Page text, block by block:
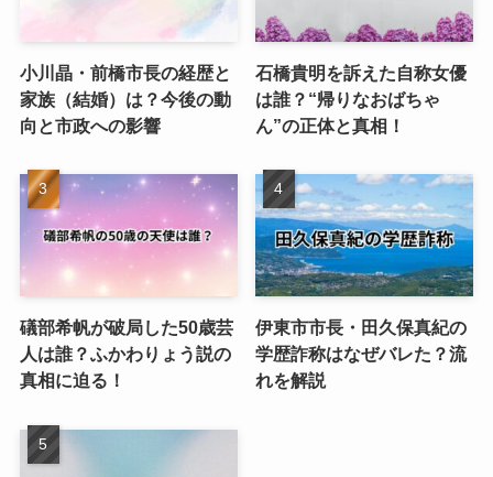
小川晶・前橋市長の経歴と
家族（結婚）は？今後の動
向と市政への影響
石橋貴明を訴えた自称女優
は誰？“帰りなおばちゃ
ん”の正体と真相！
礒部希帆が破局した50歳芸
人は誰？ふかわりょう説の
真相に迫る！
伊東市市長・田久保真紀の
学歴詐称はなぜバレた？流
れを解説